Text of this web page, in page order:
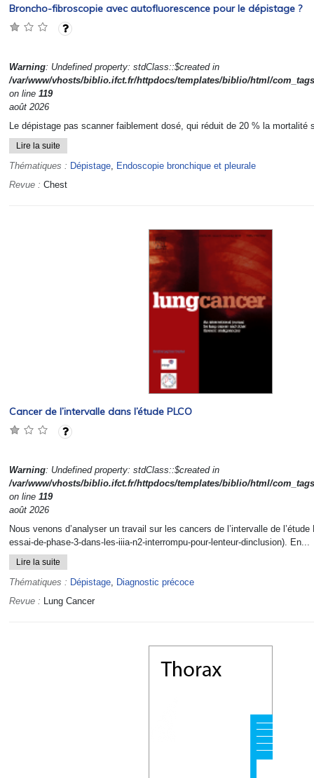
Broncho-fibroscopie avec autofluorescence pour le dépistage ?
Warning: Undefined property: stdClass::$created in
/var/www/vhosts/biblio.ifct.fr/httpdocs/templates/biblio/html/
on line 119
août 2026
Le dépistage pas scanner faiblement dosé, qui réduit de 20 % la mortalité
Lire la suite
Thématiques : Dépistage, Endoscopie bronchique et pleurale
Revue : Chest
Cancer de l’intervalle dans l’étude PLCO
Warning: Undefined property: stdClass::$created in
/var/www/vhosts/biblio.ifct.fr/httpdocs/templates/biblio/html/
on line 119
août 2026
Nous venons d’analyser un travail sur les cancers de l’intervalle de
essai-de-phase-3-dans-les-iiia-n2-interrompu-pour-lenteur-dinclusion). En...
Lire la suite
Thématiques : Dépistage, Diagnostic précoce
Revue : Lung Cancer